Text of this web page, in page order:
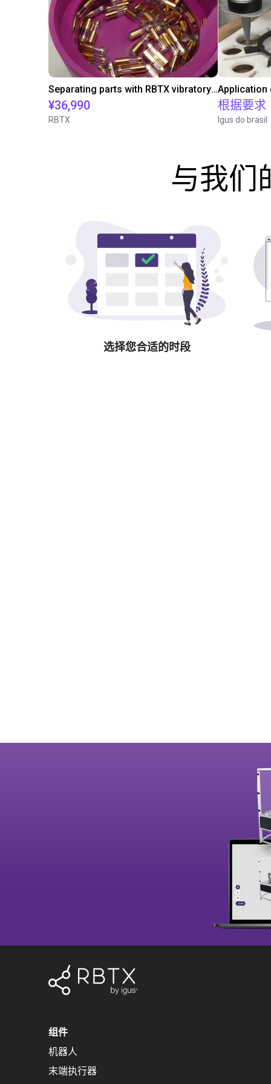
Separating parts with RBTX vibratory feeder
¥36,990
RBTX
Application
根据要求
Igus do brasil
与我们
选择您合适的时段
组件
机器人
末端执行器